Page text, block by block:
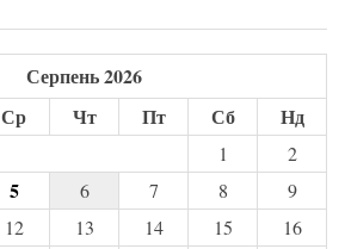
Серпень 2026
Ср Чт Пт Сб Нд
1
2
5 6 7 8
9
12 13 14 15
16